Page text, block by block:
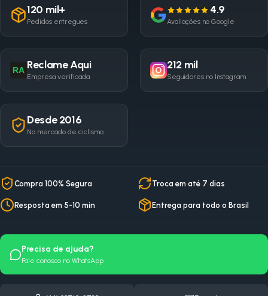
120 mil+
Pedidos entregues
4.9
Avaliações no Google
RA Reclame Aqui
Empresa verificada
212 mil
Seguidores no Instagram
Desde 2016
No mercado de ciclismo
Compra 100% Segura Troca em até 7 dias
Resposta em 5-10 min Entrega para todo o Brasil
Precisa de ajuda?
Fale conosco no WhatsApp